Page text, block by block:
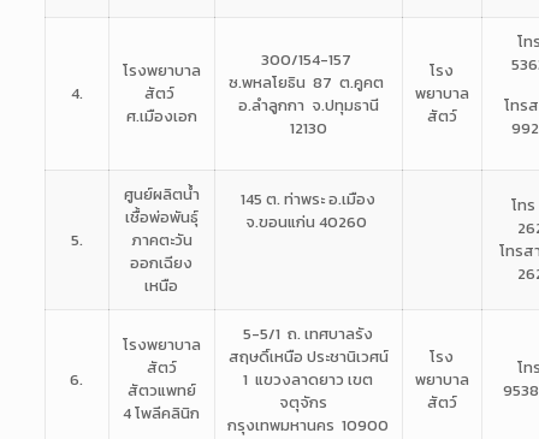
4.
โรงพยาบาล
สัตว์
ศ.เมืองเอก
300/154-157
ซ.พหลโยธิน 87ต.คูคต
อ.ลำลูกกา จ.ปทุมธานี
12130
โรง
พยาบาล
สัตว์
โ
โทร
5.
ศูนย์ผลิตน้ำ
เชื้อพ่อพันธุ์
ภาคตะวัน
ออกเฉียง
เหนือ
145 ต. ท่าพระ อ.เมือง
จ.ขอนแก่น 40260
โท
โทร
6.
โรงพยาบาล
สัตว์
สัตวแพทย์
4 โพลีคลินิก
5-5/1 ถ. เทศบาลรัง
สฤษดิ์เหนือ ประชานิเวศน์
1 แขวงลาดยาว เขต
จตุจักร
กรุงเทพมหานคร 10900
โรง
พยาบาล
สัตว์
โ